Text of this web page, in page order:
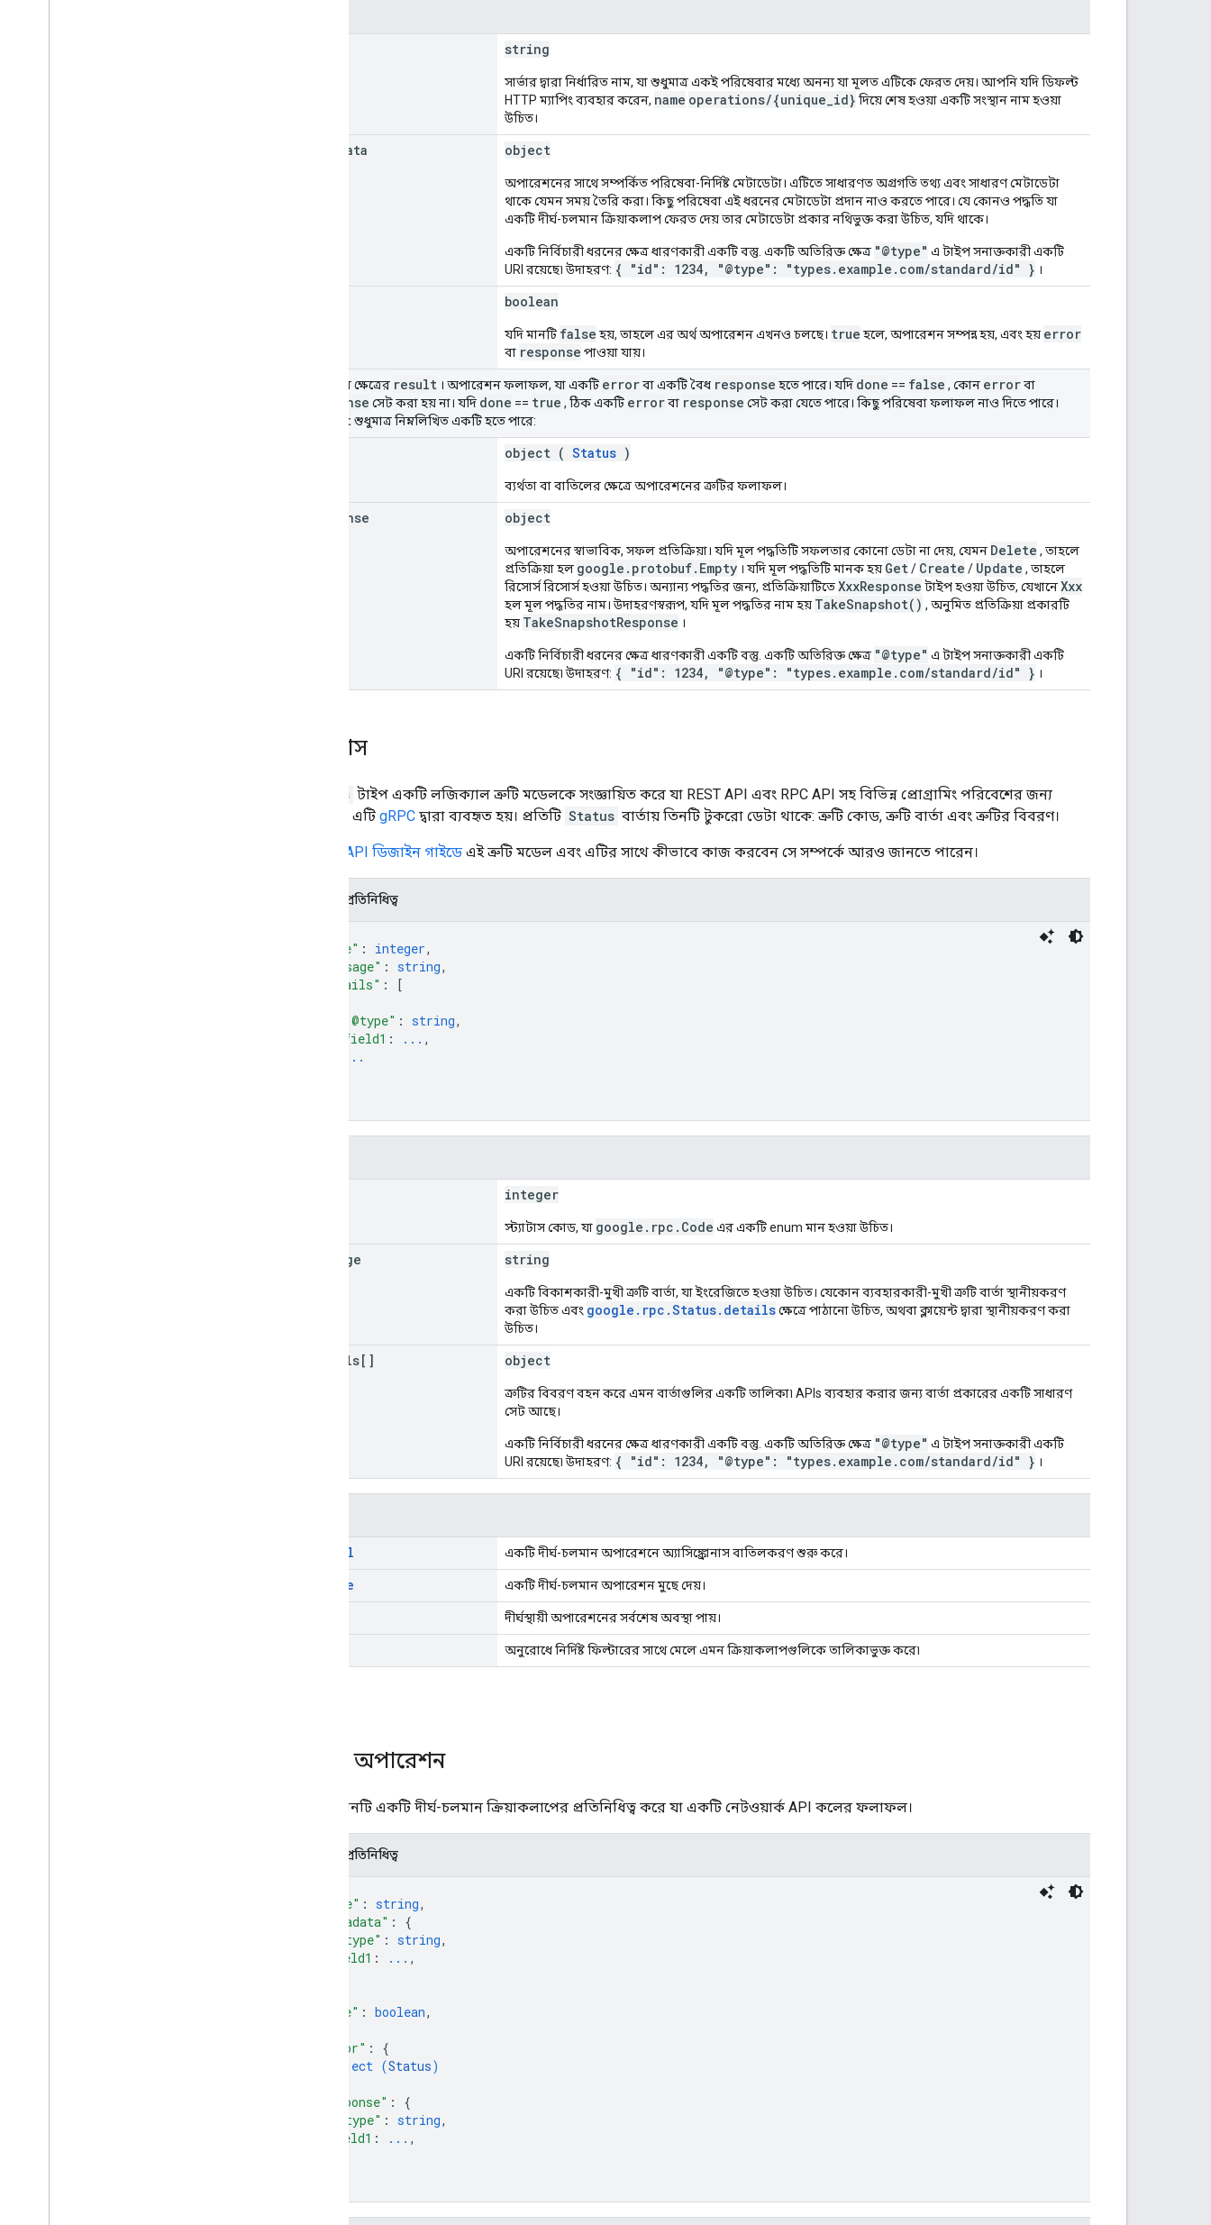
string
সার্ভার দ্বারা নির্ধারিত নাম, যা শুধুমাত্র একই পরিষেবার মধ্যে অনন্য যা মূলত এটিকে ফেরত দেয়। আপনি যদি ডিফল্ট
HTTP ম্যাপিং ব্যবহার করেন, name operations/{unique_id} দিয়ে শেষ হওয়া একটি সংস্থান নাম হওয়া
উচিত।
metadata object
অপারেশনের সাথে সম্পর্কিত পরিষেবা-নির্দিষ্ট মেটাডেটা। এটিতে সাধারণত অগ্রগতি তথ্য এবং সাধারণ মেটাডেটা
থাকে যেমন সময় তৈরি করা। কিছু পরিষেবা এই ধরনের মেটাডেটা প্রদান নাও করতে পারে। যে কোনও পদ্ধতি যা
একটি দীর্ঘ-চলমান ক্রিয়াকলাপ ফেরত দেয় তার মেটাডেটা প্রকার নথিভুক্ত করা উচিত, যদি থাকে।
একটি নির্বিচারী ধরনের ক্ষেত্র ধারণকারী একটি বস্তু. একটি অতিরিক্ত ক্ষেত্র "@type" এ টাইপ সনাক্তকারী একটি
URI রয়েছে৷ উদাহরণ: { "id": 1234, "@type": "types.example.com/standard/id" } ।
boolean
যদি মানটি false হয়, তাহলে এর অর্থ অপারেশন এখনও চলছে। true হলে, অপারেশন সম্পন্ন হয়, এবং হয় error
বা response পাওয়া যায়।
ইউনিয়ন ক্ষেত্রের result । অপারেশন ফলাফল, যা একটি errorবা একটি বৈধ response হতে পারে। যদি done == false , কোন errorবা
response সেট করা হয় না। যদি done == true , ঠিক একটি errorবা response সেট করা যেতে পারে। কিছু পরিষেবা ফলাফল নাও দিতে পারে।
resultশুধুমাত্র নিম্নলিখিত একটি হতে পারে:
object ( Status )
ব্যর্থতা বা বাতিলের ক্ষেত্রে অপারেশনের ত্রুটির ফলাফল।
response object
অপারেশনের স্বাভাবিক, সফল প্রতিক্রিয়া। যদি মূল পদ্ধতিটি সফলতার কোনো ডেটা না দেয়, যেমন Delete , তাহলে
প্রতিক্রিয়া হল google.protobuf.Empty । যদি মূল পদ্ধতিটি মানক হয় Get/ Create / Update , তাহলে
রিসোর্স রিসোর্স হওয়া উচিত। অন্যান্য পদ্ধতির জন্য, প্রতিক্রিয়াটিতেXxxResponse টাইপ হওয়া উচিত, যেখানেXxx
হল মূল পদ্ধতির নাম। উদাহরণস্বরূপ, যদি মূল পদ্ধতির নাম হয় TakeSnapshot() , অনুমিত প্রতিক্রিয়া প্রকারটি
হয় TakeSnapshotResponse ।
একটি নির্বিচারী ধরনের ক্ষেত্র ধারণকারী একটি বস্তু. একটি অতিরিক্ত ক্ষেত্র "@type" এ টাইপ সনাক্তকারী একটি
URI রয়েছে৷ উদাহরণ: { "id": 1234, "@type": "types.example.com/standard/id" } ।
স্ট্যাটাস
Status টাইপ একটি লজিক্যাল ত্রুটি মডেলকে সংজ্ঞায়িত করে যা REST API এবং RPC API সহ বিভিন্ন প্রোগ্রামিং পরিবেশের জন্য
উপযুক্ত। এটি gRPC দ্বারা ব্যবহৃত হয়। প্রতিটি Status বার্তায় তিনটি টুকরো ডেটা থাকে: ত্রুটি কোড, ত্রুটি বার্তা এবং ত্রুটির বিবরণ।
API ডিজাইন গাইডে এই ত্রুটি মডেল এবং এটির সাথে কীভাবে কাজ করবেন সে সম্পর্কে আরও জানতে পারেন।
JSON প্রতিনিধিত্ব
"code" : integer,
"message" : string,
"details" :
[
"@type" : string,
field1 : ... ,
...
integer
স্ট্যাটাস কোড, যা google.rpc.Code এর একটি enum মান হওয়া উচিত।
message string
একটি বিকাশকারী-মুখী ত্রুটি বার্তা, যা ইংরেজিতে হওয়া উচিত। যেকোন ব্যবহারকারী-মুখী ত্রুটি বার্তা স্থানীয়করণ
করা উচিত এবং google.rpc.Status.detailsক্ষেত্রে পাঠানো উচিত, অথবা ক্লায়েন্ট দ্বারা স্থানীয়করণ করা
উচিত।
details[] object
ত্রুটির বিবরণ বহন করে এমন বার্তাগুলির একটি তালিকা৷ APIs ব্যবহার করার জন্য বার্তা প্রকারের একটি সাধারণ
সেট আছে।
একটি নির্বিচারী ধরনের ক্ষেত্র ধারণকারী একটি বস্তু. একটি অতিরিক্ত ক্ষেত্র "@type" এ টাইপ সনাক্তকারী একটি
URI রয়েছে৷ উদাহরণ: { "id": 1234, "@type": "types.example.com/standard/id" } ।
cancel একটি দীর্ঘ-চলমান অপারেশনে অ্যাসিঙ্ক্রোনাস বাতিলকরণ শুরু করে।
delete একটি দীর্ঘ-চলমান অপারেশন মুছে দেয়।
দীর্ঘস্থায়ী অপারেশনের সর্বশেষ অবস্থা পায়।
অনুরোধে নির্দিষ্ট ফিল্টারের সাথে মেলে এমন ক্রিয়াকলাপগুলিকে তালিকাভুক্ত করে৷
সম্পদ: অপারেশন
এই সংস্থানটি একটি দীর্ঘ-চলমান ক্রিয়াকলাপের প্রতিনিধিত্ব করে যা একটি নেটওয়ার্ক API কলের ফলাফল।
JSON প্রতিনিধিত্ব
"name" : string,
"metadata" : {
"@type" : string,
field1 : ... ,
"done" : boolean,
"error" : {
object (Status)
"response" : {
"@type" : string,
field1 : ... ,